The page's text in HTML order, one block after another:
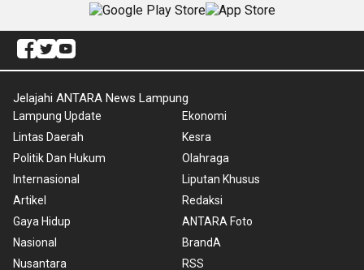
Jelajahi ANTARA News Lampung
Lampung Update
Lintas Daerah
Politik Dan Hukum
Internasional
Artikel
Gaya Hidup
Nasional
Nusantara
Ekonomi
Kesra
Olahraga
Liputan Khusus
Redaksi
ANTARA Foto
BrandA
RSS